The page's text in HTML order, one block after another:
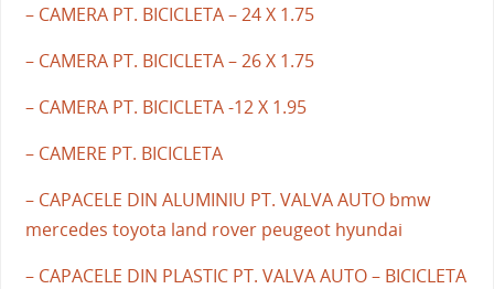
– CAMERA PT. BICICLETA – 24 X 1.75
– CAMERA PT. BICICLETA – 26 X 1.75
– CAMERA PT. BICICLETA -12 X 1.95
– CAMERE PT. BICICLETA
– CAPACELE DIN ALUMINIU PT. VALVA AUTO bmw
mercedes toyota land rover peugeot hyundai
– CAPACELE DIN PLASTIC PT. VALVA AUTO – BICICLETA